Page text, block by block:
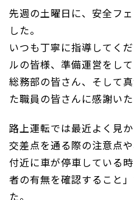
先週の土曜日に、安全フ
した。
いつも丁寧に指導してく
ルの皆様、準備運営をし
総務部の皆さん、そして
た職員の皆さんに感謝いた
路上運転では最近よく見
交差点を通る際の注意点
付近に車が停車している
者の有無を確認すること
た。